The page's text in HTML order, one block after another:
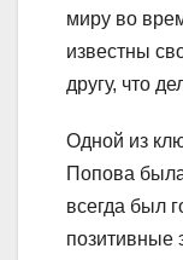
миру во
известны
другу, что
Одной из
Попова
всегда был
позитивные